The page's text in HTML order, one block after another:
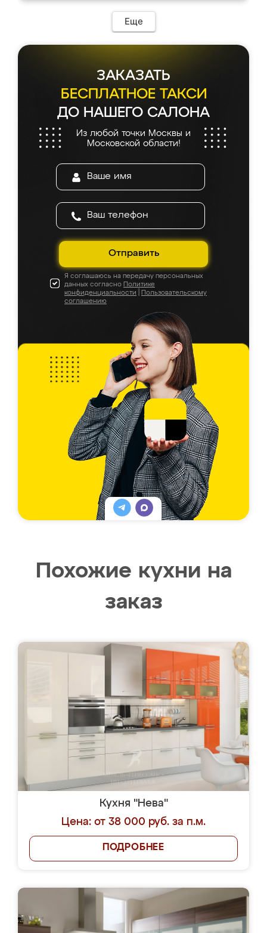
Еще
ЗАКАЗАТЬ
БЕСПЛАТНОЕ ТАКСИ
ДО НАШЕГО САЛОНА
Из любой точки Москвы и
Московской области!
Отправить
Я соглашаюсь на передачу персональных
данных согласно Политике
конфиденциальности
Пользовательскому
соглашению
Похожие кухни на
заказ
Кухня "Нева"
Цена: от 38 000 руб. за п.м.
ПОДРОБНЕЕ